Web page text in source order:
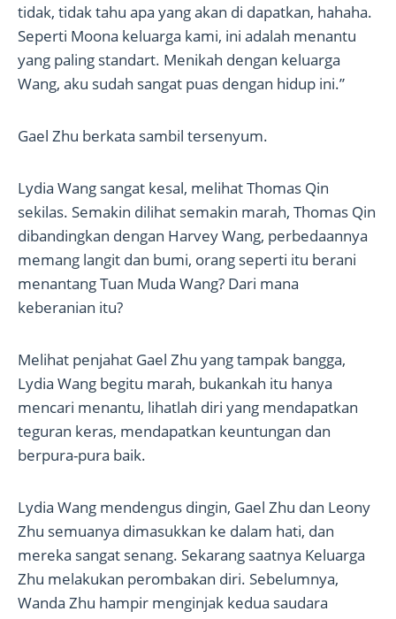
tidak, tidak tahu apa yang akan di dapatkan, hahaha.
Seperti Moona keluarga kami, ini adalah menantu
yang paling standart. Menikah dengan keluarga
Wang, aku sudah sangat puas dengan hidup ini.”
Gael Zhu berkata sambil tersenyum.
Lydia Wang sangat kesal, melihat Thomas Qin
sekilas. Semakin dilihat semakin marah, Thomas Qin
dibandingkan dengan Harvey Wang, perbedaannya
memang langit dan bumi, orang seperti itu berani
menantang Tuan Muda Wang? Dari mana
keberanian itu?
Melihat penjahat Gael Zhu yang tampak bangga,
Lydia Wang begitu marah, bukankah itu hanya
mencari menantu, lihatlah diri yang mendapatkan
teguran keras, mendapatkan keuntungan dan
berpura-pura baik.
Lydia Wang mendengus dingin, Gael Zhu dan Leony
Zhu semuanya dimasukkan ke dalam hati, dan
mereka sangat senang. Sekarang saatnya Keluarga
Zhu melakukan perombakan diri. Sebelumnya,
Wanda Zhu hampir menginjak kedua saudara